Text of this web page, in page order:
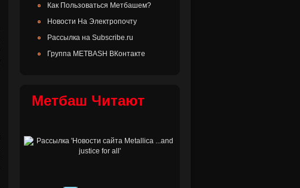
Как Пользоваться Метбашем?
Новости На Электропочту
Рассылка на Subscribe.ru
Группа METBASH ВКонтакте
Метбаш Читают